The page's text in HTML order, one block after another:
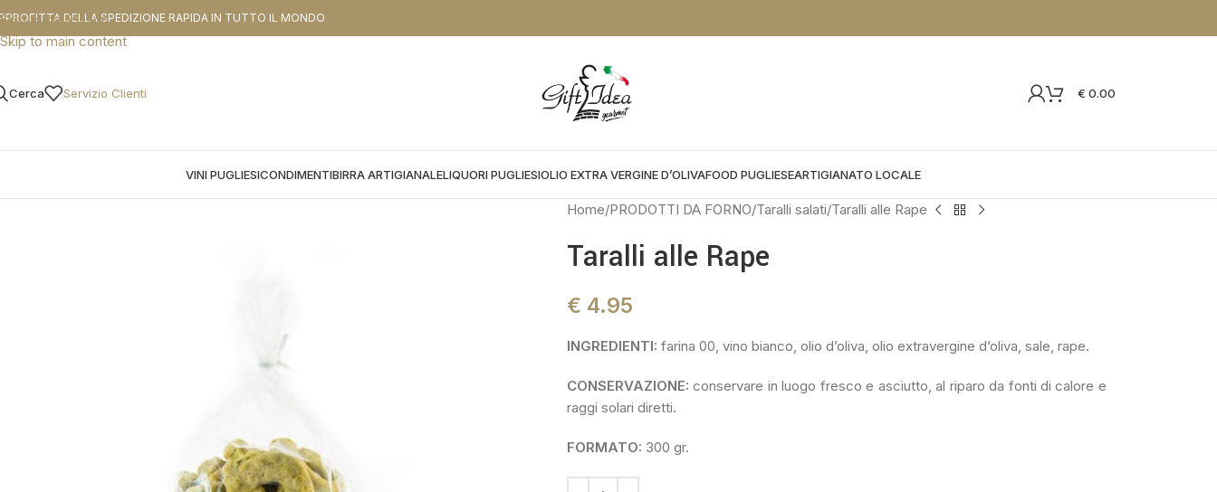
Skip to navigation
Skip to main content
DELLA SPEDIZIONE RAPIDA IN TUTTO IL MONDO
Cerca Servizio Clienti € 0.00
VINI PUGLIESICONDIMENTIBIRRA ARTIGIANALELIQUORI PUGLIESIOLIO EXTRA VERGINE D’OLIVAFOOD PUGLIESEARTIGIANATO LOCALE
Home PRODOTTI DA FORNO Taralli salati Taralli alle Rape
Taralli alle Rape
€ 4.95
INGREDIENTI: farina 00, vino bianco, olio d’oliva, olio extravergine d’oliva, sale, rape.
CONSERVAZIONE: conservare in luogo fresco e asciutto, al riparo da fonti di calore e
raggi solari diretti.
FORMATO: 300 gr.